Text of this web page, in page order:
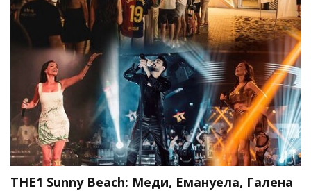
THE1 Sunny Beach: Меди, Емануела, Галена